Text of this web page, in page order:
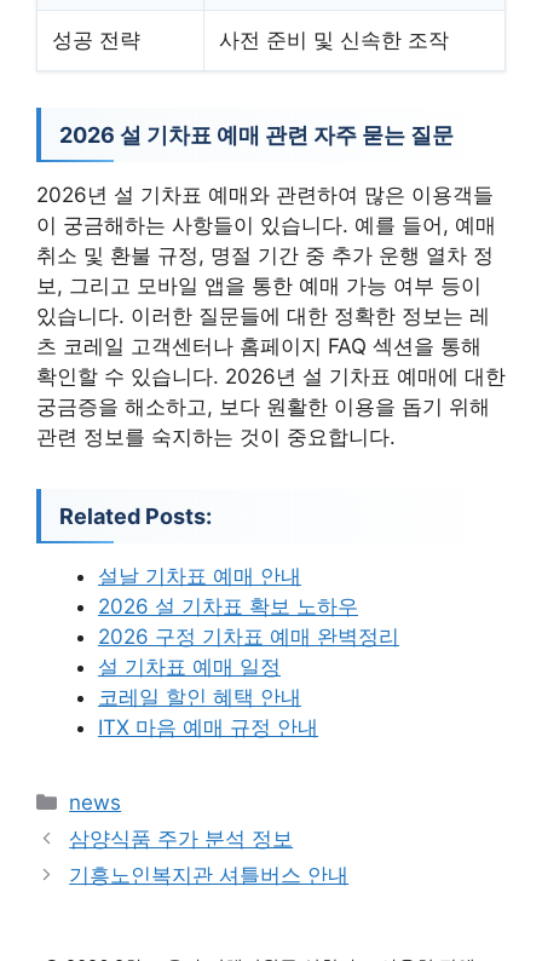
성공 전략 사전 준비 및 신속한 조작
2026 설 기차표 예매 관련 자주 묻는 질문
2026년 설 기차표 예매와 관련하여 많은 이용객들
이 궁금해하는 사항들이 있습니다. 예를 들어, 예매
취소 및 환불 규정, 명절 기간 중 추가 운행 열차 정
보, 그리고 모바일 앱을 통한 예매 가능 여부 등이
있습니다. 이러한 질문들에 대한 정확한 정보는 레
츠 코레일 고객센터나 홈페이지 FAQ 섹션을 통해
확인할 수 있습니다. 2026년 설 기차표 예매에 대한
궁금증을 해소하고, 보다 원활한 이용을 돕기 위해
관련 정보를 숙지하는 것이 중요합니다.
Related Posts:
설날 기차표 예매 안내
2026 설 기차표 확보 노하우
2026 구정 기차표 예매 완벽정리
설 기차표 예매 일정
코레일 할인 혜택 안내
ITX 마음 예매 규정 안내
카
테
고
리
news
삼양식품 주가 분석 정보
기흥노인복지관 셔틀버스 안내